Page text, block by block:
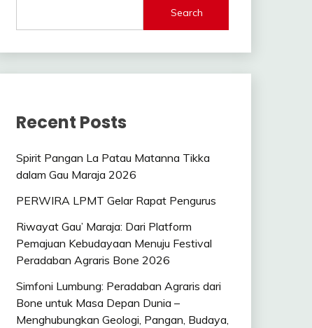
Search
Recent Posts
Spirit Pangan La Patau Matanna Tikka
dalam Gau Maraja 2026
PERWIRA LPMT Gelar Rapat Pengurus
Riwayat Gau’ Maraja: Dari Platform
Pemajuan Kebudayaan Menuju Festival
Peradaban Agraris Bone 2026
Simfoni Lumbung: Peradaban Agraris dari
Bone untuk Masa Depan Dunia –
Menghubungkan Geologi, Pangan, Budaya,